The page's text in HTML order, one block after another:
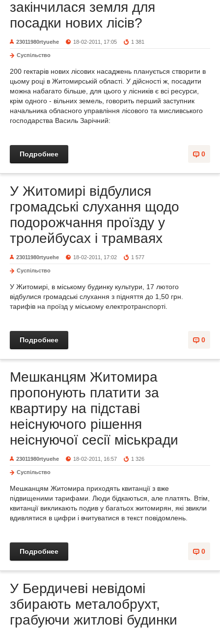
закінчилася земля для
посадки нових лісів?
23011980rtyuehe 18-02-2011, 17:05 1 381
Суспільство
200 гектарів нових лісових насаджень планується створити в
цьому році в Житомирській області. У дійсності ж, посадити
можна набагато більше, для цього у лісників є всі ресурси,
крім одного - вільних земель, говорить перший заступник
начальника обласного управління лісового та мисливського
господарства Василь Зарічний:
0
Подробнее
У Житомирі відбулися
громадські слухання щодо
подорожчання проїзду у
тролейбусах і трамваях
23011980rtyuehe 18-02-2011, 17:02 1 577
Суспільство
У Житомирі, в міському будинку культури, 17 лютого
відбулися громадські слухання з підняття до 1,50 грн.
тарифів на проїзд у міському електротранспорті.
0
Подробнее
Мешканцям Житомира
пропонують платити за
квартиру на підставі
неіснуючого рішення
неіснуючої сесії міськради
23011980rtyuehe 18-02-2011, 16:57 1 326
Суспільство
Мешканцям Житомира приходять квитанції з вже
підвищеними тарифами. Люди бідкаються, але платять. Втім,
квитанції викликають подив у багатьох житомирян, які звикли
вдивлятися в цифри і вчитуватися в текст повідомлень.
0
Подробнее
У Бердичеві невідомі
збирають металобрухт,
грабуючи житлові будинки